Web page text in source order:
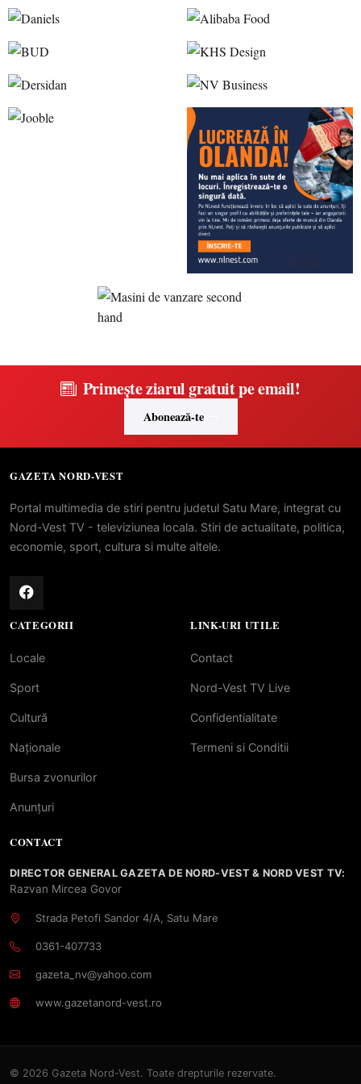
Primește ziarul gratuit pe email!
Abonează-te
GAZETA NORD-VEST
Portal multimedia de stiri pentru judetul Satu Mare, integrat cu
Nord-Vest TV - televiziunea locala. Stiri de actualitate, politica,
economie, sport, cultura si multe altele.
CATEGORII
Locale
Sport
Cultură
Naționale
Bursa zvonurilor
Anunțuri
LINK-URI UTILE
Contact
Nord-Vest TV Live
Confidentialitate
Termeni si Conditii
CONTACT
DIRECTOR GENERAL GAZETA DE NORD-VEST & NORD VEST TV:
Razvan Mircea Govor
Strada Petofi Sandor 4/A, Satu Mare
0361-407733
gazeta_nv@yahoo.com
www.gazetanord-vest.ro
© 2026 Gazeta Nord-Vest. Toate drepturile rezervate.